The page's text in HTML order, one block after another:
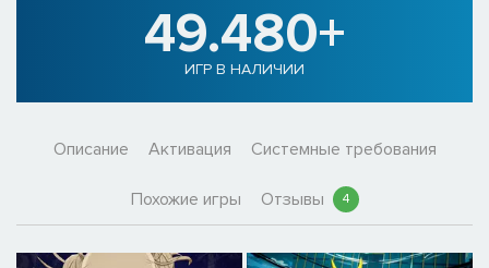
49.480+
ИГР В НАЛИЧИИ
Описание Активация Системные требования
Похожие игры Отзывы 4